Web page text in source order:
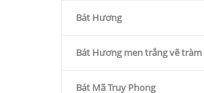
Bát Hương
Bát Hương men trắng vẽ tràm
Bát Mã Truy Phong